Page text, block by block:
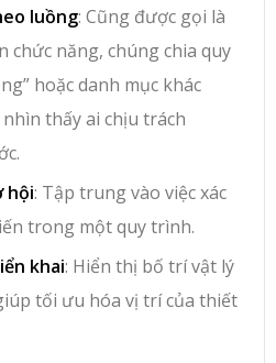
luồng: Cũng được gọi là
chức năng, chúng chia quy
hoặc danh mục khác
thấy ai chịu trách
hội: Tập trung vào việc xác
trong một quy trình.
khai: Hiển thị bố trí vật lý
tối ưu hóa vị trí của thiết